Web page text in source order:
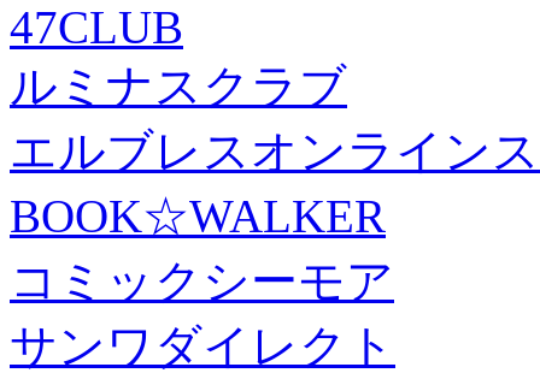
47CLUB
ルミナスクラブ
エルブレスオンライン
BOOK☆WALKER
コミックシーモア
サンワダイレクト